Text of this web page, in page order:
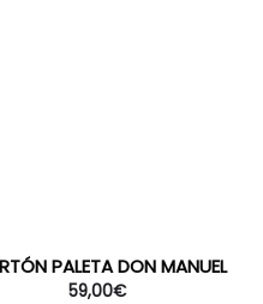
PALETA DON MANUEL
59,00€